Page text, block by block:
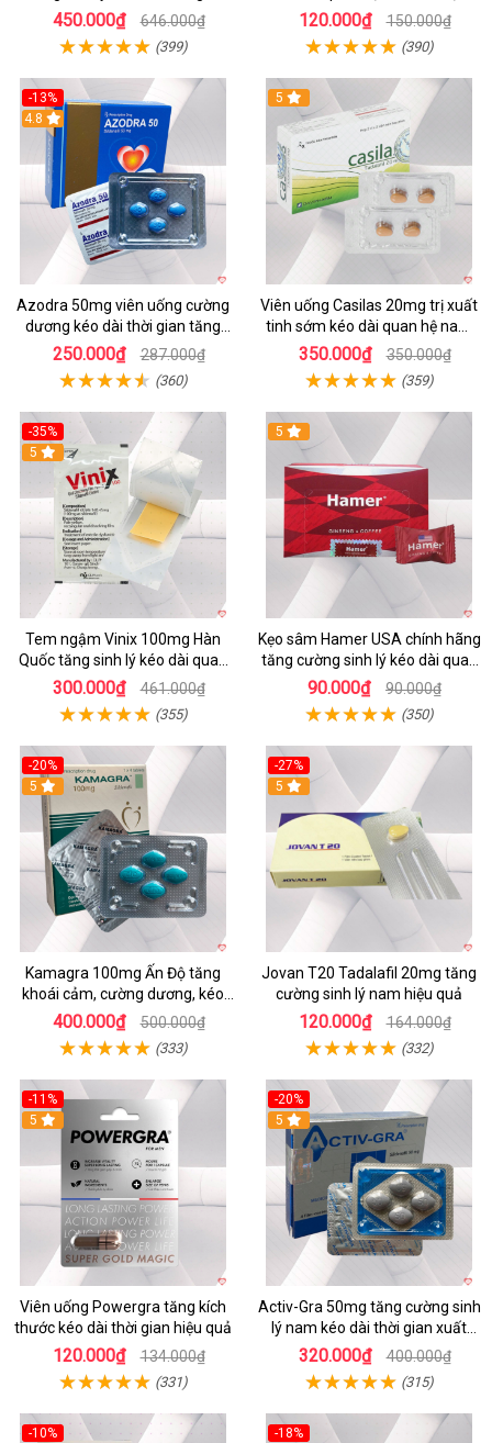
chống xuất tinh sớm
450.000₫ 646.000₫
(399)
quả
120.000₫ 150.000₫
(390)
-13%
Hot
4.8
Azodra 50mg viên uống cường
dương kéo dài thời gian tăng
sinh lý hiệu quả
250.000₫ 287.000₫
(360)
5
Viên uống Casilas 20mg trị xuất
tinh sớm kéo dài quan hệ nam
giới
350.000₫ 350.000₫
(359)
-35%
5
Tem ngậm Vinix 100mg Hàn
Quốc tăng sinh lý kéo dài quan
hệ hiệu quả
300.000₫ 461.000₫
(355)
5
Kẹo sâm Hamer USA chính hãng
tăng cường sinh lý kéo dài quan
hệ
90.000₫ 90.000₫
(350)
-20%
5
Kamagra 100mg Ấn Độ tăng
khoái cảm, cường dương, kéo
dài quan hệ
400.000₫ 500.000₫
(333)
-27%
5
Jovan T20 Tadalafil 20mg tăng
cường sinh lý nam hiệu quả
120.000₫ 164.000₫
(332)
-11%
Hot
5
Viên uống Powergra tăng kích
thước kéo dài thời gian hiệu quả
120.000₫ 134.000₫
(331)
-20%
5
Activ-Gra 50mg tăng cường sinh
lý nam kéo dài thời gian xuất
tinh sớm
320.000₫ 400.000₫
(315)
-10%
-18%